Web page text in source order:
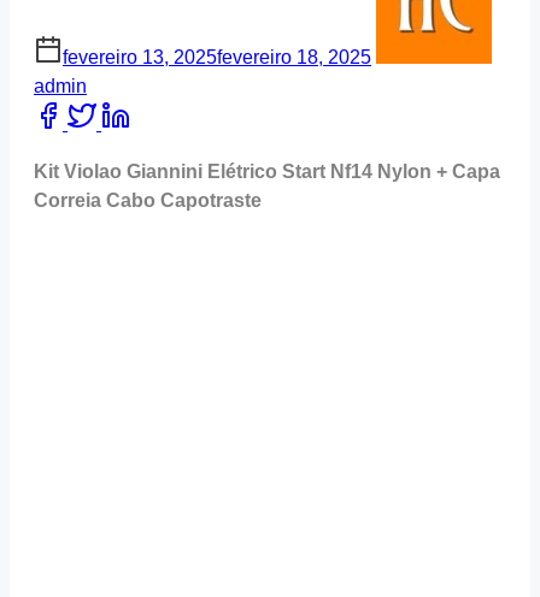
fevereiro 13, 2025fevereiro 18, 2025
admin
Share
post
on:
Kit Violao Giannini Elétrico Start Nf14 Nylon + Capa
Correia Cabo Capotraste